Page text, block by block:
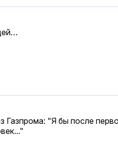
"Я бы после